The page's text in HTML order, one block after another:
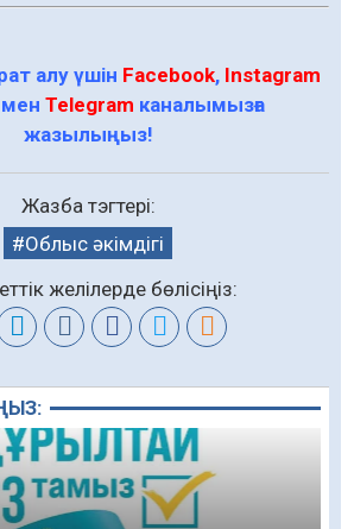
алу үшін Facebook, Instagram
мен Telegram каналымызға
жазылыңыз!
Жазба тэгтері:
Облыс әкімдігі
желілерде бөлісіңіз: